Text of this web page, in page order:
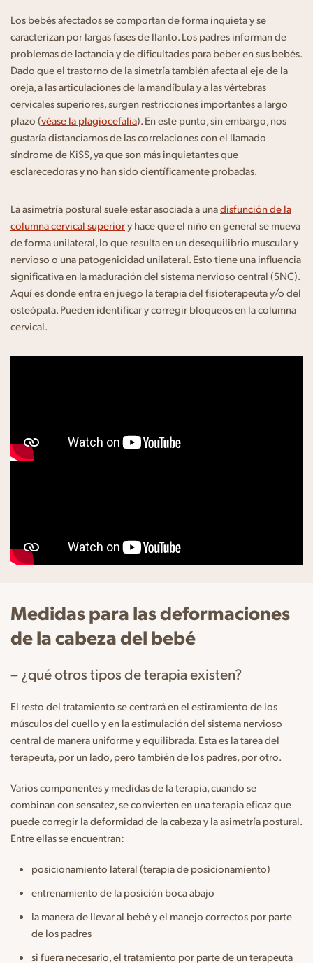
Los bebés afectados se comportan de forma inquieta y se
caracterizan por largas fases de llanto. Los padres informan de
problemas de lactancia y de dificultades para beber en sus bebés.
Dado que el trastorno de la simetría también afecta al eje de la
oreja, a las articulaciones de la mandíbula y a las vértebras
cervicales superiores, surgen restricciones importantes a largo
plazo (véase la plagiocefalia). En este punto, sin embargo, nos
gustaría distanciarnos de las correlaciones con el llamado
síndrome de KiSS, ya que son más inquietantes que
esclarecedoras y no han sido científicamente probadas.
La asimetría postural suele estar asociada a unadisfunción de la
columna cervical superiory hace que el niño en general se mueva
de forma unilateral, lo que resulta en un desequilibrio muscular y
nervioso o una patogenicidad unilateral. Esto tiene una influencia
significativa en la maduración del sistema nervioso central (SNC).
Aquí es donde entra en juego la terapia del fisioterapeuta y/o del
osteópata. Pueden identificar y corregir bloqueos en la columna
cervical.
Medidas para las deformaciones
de la cabeza del bebé
– ¿qué otros tipos de terapia existen?
El resto del tratamiento se centrará en el estiramiento de los
músculos del cuello y en la estimulación del sistema nervioso
central de manera uniforme y equilibrada. Esta es la tarea del
terapeuta, por un lado, pero también de los padres, por otro.
Varios componentes y medidas de la terapia, cuando se
combinan con sensatez, se convierten en una terapia eficaz que
puede corregir la deformidad de la cabeza y la asimetría postural.
Entre ellas se encuentran:
posicionamiento lateral (terapia de posicionamiento)
entrenamiento de la posición boca abajo
la manera de llevar al bebé y el manejo correctos por parte
de los padres
si fuera necesario, el tratamiento por parte de un terapeuta